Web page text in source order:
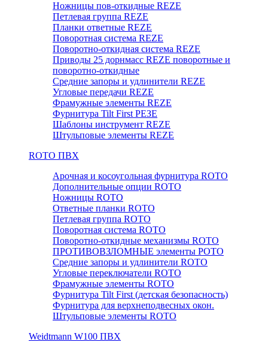
Ножницы пов-откидные REZE
Петлевая группа REZE
Планки ответные REZE
Поворотная система REZE
Поворотно-откидная система REZE
Приводы 25 дорнмасс REZE поворотные и
поворотно-откидные
Средние запоры и удлинители REZE
Угловые передачи REZE
Фрамужные элементы REZE
Фурнитура Tilt First РЕЗЕ
Шаблоны инструмент REZE
Штульповые элементы REZE
RОTO ПВХ
Арочная и косоугольная фурнитура ROTO
Дополнительные опции ROTO
Ножницы ROTO
Ответные планки ROTO
Петлевая группа ROTO
Поворотная система ROTO
Поворотно-откидные механизмы ROTO
ПРОТИВОВЗЛОМНЫЕ элементы РОТО
Средние запоры и удлинители ROTO
Угловые переключатели ROTO
Фрамужные элементы ROTO
Фурнитура Tilt First (детская безопасность)
Фурнитура для верхнеподвесных окон.
Штульповые элементы ROTO
Weidtmann W100 ПВХ